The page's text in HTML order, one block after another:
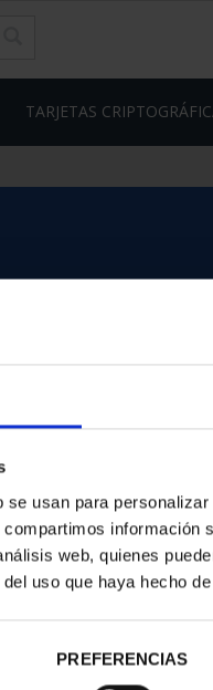
usan para
información
web, quienes
uso que haya hecho
PREFERENCIAS
TARJETAS